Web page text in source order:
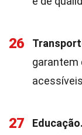
26
garantem
27 Educação.